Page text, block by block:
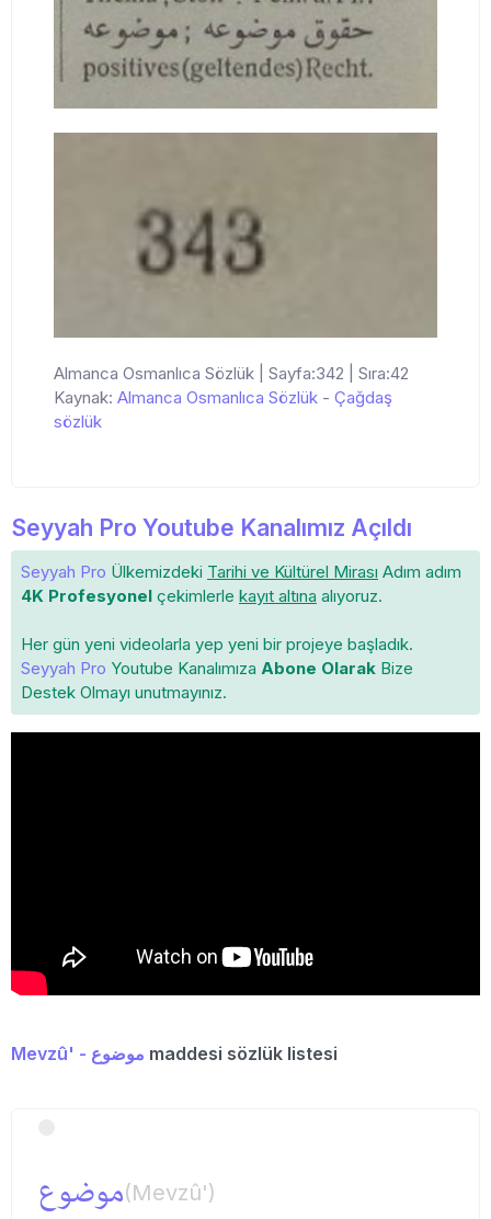
Almanca Osmanlıca Sözlük | Sayfa:342 | Sıra:42
Kaynak: Almanca Osmanlıca Sözlük - Çağdaş
sözlük
Seyyah Pro Youtube Kanalımız Açıldı
Seyyah Pro Ülkemizdeki Tarihi ve Kültürel Mirası Adım adım
4K Profesyonel çekimlerle kayıt altına alıyoruz.
Her gün yeni videolarla yep yeni bir projeye başladık.
Seyyah Pro Youtube Kanalımıza Abone Olarak Bize
Destek Olmayı unutmayınız.
Mevzû' - موضوع maddesi sözlük listesi
موضوع(Mevzû')